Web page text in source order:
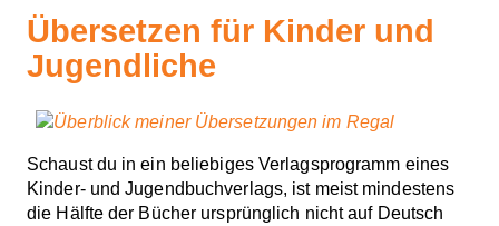
Übersetzen für Kinder und
Jugendliche
Schaust du in ein beliebiges Verlagsprogramm eines
Kinder- und Jugendbuchverlags, ist meist mindestens
die Hälfte der Bücher ursprünglich nicht auf Deutsch